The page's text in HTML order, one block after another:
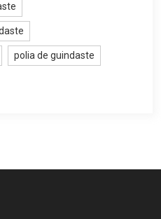
polia de guindaste